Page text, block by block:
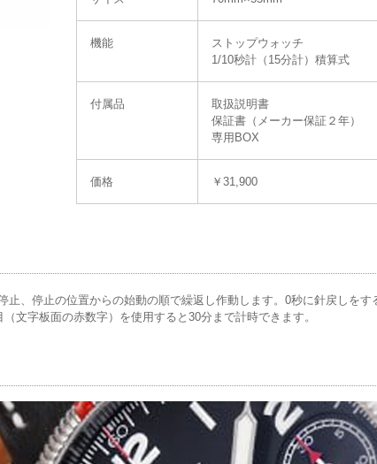
機能
ストップウォッチ
1/10秒計（15分計）積算式
付属品
取扱説明書
保証書（メーカー保証２年）
専用BOX
価格 ￥31,900
、停止の位置からの始動の順で繰返し作動します。0秒に針戻しを
文字板面の赤数字）を使用すると30分まで計時できます。